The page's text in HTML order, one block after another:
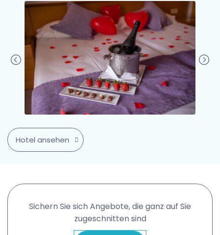
Hotel ansehen
Sichern Sie sich Angebote, die ganz auf Sie
zugeschnitten sind